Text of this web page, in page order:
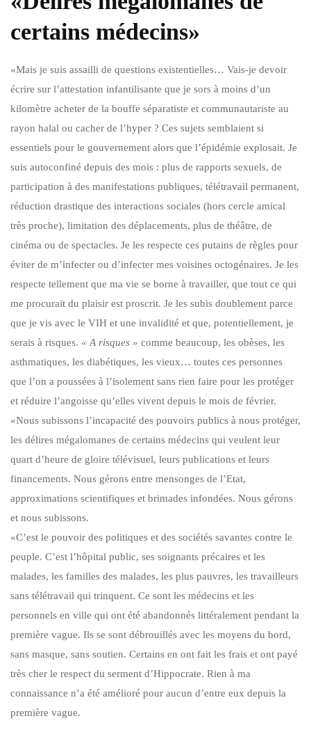
certains médecins»
«Mais je suis assailli de questions existentielles… Vais-je devoir
écrire sur l’attestation infantilisante que je sors à moins d’un
kilomètre acheter de la bouffe séparatiste et communautariste au
rayon halal ou cacher de l’hyper ? Ces sujets semblaient si
essentiels pour le gouvernement alors que l’épidémie explosait. Je
suis autoconfiné depuis des mois : plus de rapports sexuels, de
participation à des manifestations publiques, télétravail permanent,
réduction drastique des interactions sociales (hors cercle amical
très proche), limitation des déplacements, plus de théâtre, de
cinéma ou de spectacles. Je les respecte ces putains de règles pour
éviter de m’infecter ou d’infecter mes voisines octogénaires. Je les
respecte tellement que ma vie se borne à travailler, que tout ce qui
me procurait du plaisir est proscrit. Je les subis doublement parce
que je vis avec le VIH et une invalidité et que, potentiellement, je
serais à risques. « A risques » comme beaucoup, les obèses, les
asthmatiques, les diabétiques, les vieux… toutes ces personnes
que l’on a poussées à l’isolement sans rien faire pour les protéger
et réduire l’angoisse qu’elles vivent depuis le mois de février.
«Nous subissons l’incapacité des pouvoirs publics à nous protéger,
les délires mégalomanes de certains médecins qui veulent leur
quart d’heure de gloire télévisuel, leurs publications et leurs
financements. Nous gérons entre mensonges de l’Etat,
approximations scientifiques et brimades infondées. Nous gérons
et nous subissons.
«C’est le pouvoir des politiques et des sociétés savantes contre le
peuple. C’est l’hôpital public, ses soignants précaires et les
malades, les familles des malades, les plus pauvres, les travailleurs
sans télétravail qui trinquent. Ce sont les médecins et les
personnels en ville qui ont été abandonnés littéralement pendant la
première vague. Ils se sont débrouillés avec les moyens du bord,
sans masque, sans soutien. Certains en ont fait les frais et ont payé
très cher le respect du serment d’Hippocrate. Rien à ma
connaissance n’a été amélioré pour aucun d’entre eux depuis la
première vague.